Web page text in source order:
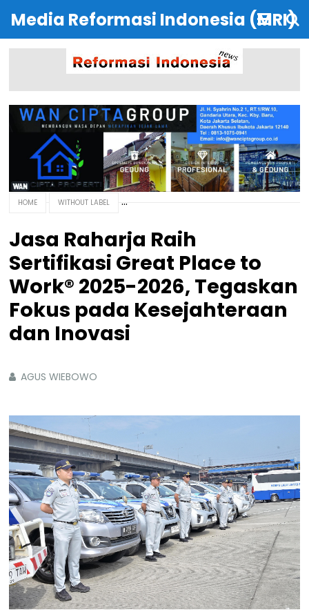
Media Reformasi Indonesia (MRI)
HOME WITHOUT LABEL
Jasa Raharja Raih
Sertifikasi Great Place to
Work® 2025-2026, Tegaskan
Fokus pada Kesejahteraan
dan Inovasi
AGUS WIEBOWO